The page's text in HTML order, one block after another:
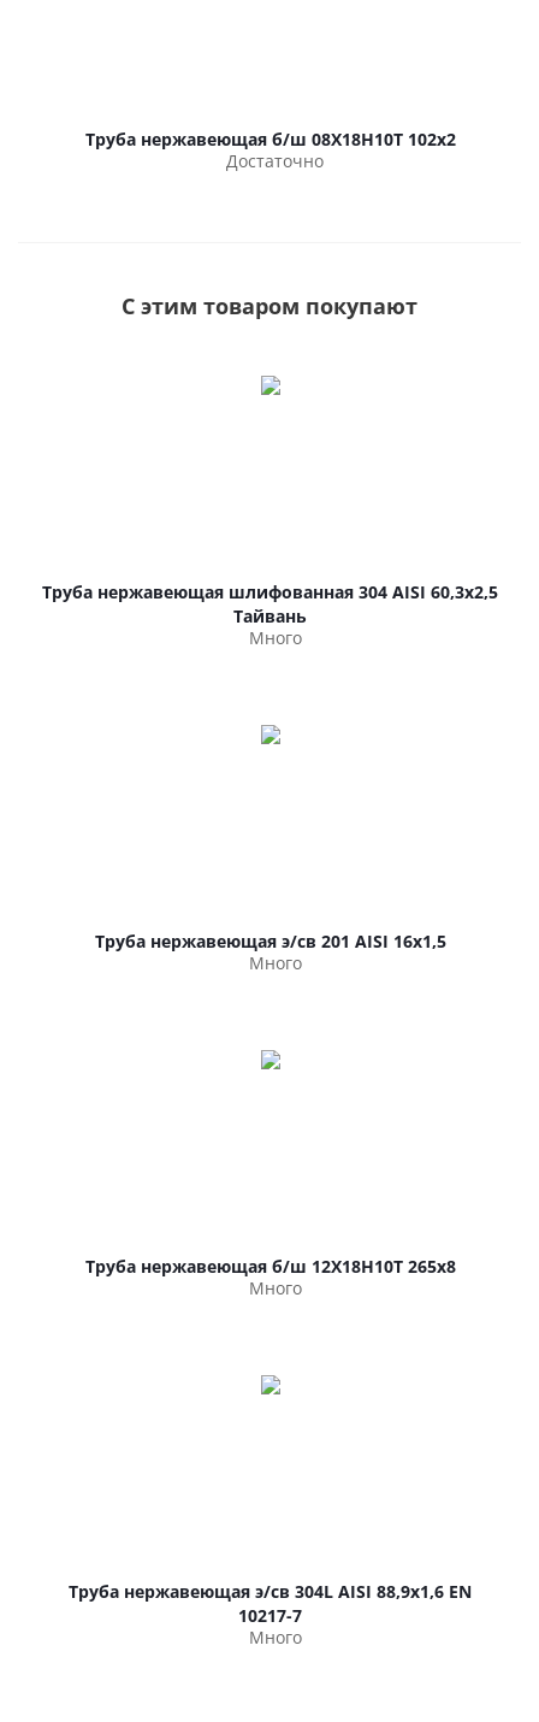
Труба нержавеющая б/ш 08Х18Н10Т 102х2
Достаточно
С этим товаром покупают
Труба нержавеющая шлифованная 304 AISI 60,3х2,5
Тайвань
Много
Труба нержавеющая э/св 201 AISI 16х1,5
Много
Труба нержавеющая б/ш 12Х18Н10Т 265х8
Много
Труба нержавеющая э/св 304L AISI 88,9х1,6 EN
10217-7
Много